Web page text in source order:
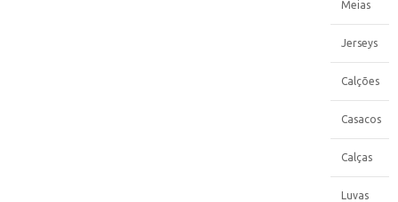
Meias
Jerseys
Calções
Casacos
Calças
Luvas